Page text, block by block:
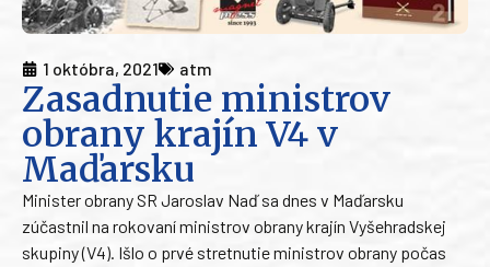
1 októbra, 2021 atm
Zasadnutie ministrov
obrany krajín V4 v
Maďarsku
Minister obrany SR Jaroslav Naď sa dnes v Maďarsku
zúčastnil na rokovaní ministrov obrany krajín Vyšehradskej
skupiny (V4). Išlo o prvé stretnutie ministrov obrany počas